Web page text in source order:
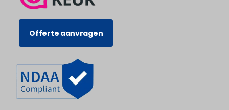
Offerte aanvragen